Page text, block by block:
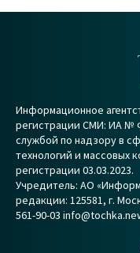
Информационное
регистрации СМИ: ИА №
службой по надзору в
технологий и массовых
регистрации 03.03.2023.
Учредитель: АО
редакции: 125581, г.
561-90-03